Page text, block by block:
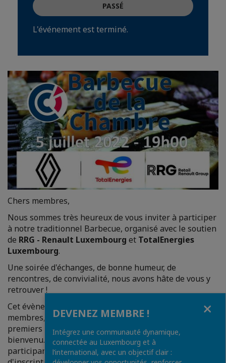
PASSÉ
L'événement est terminé.
Chers membres,
Nous sommes très heureux de vous inviter à participer
à notre traditionnel Barbecue, organisé avec le soutien
de RRG - Renault Luxembourg et TotalEnergies
Luxembourg.
Une soirée d'échanges, de bonne humeur, de
rencontres, de convivialité, nous avons hâte de vous y
retrouver !
Cet évènement étant fortement plébiscité par les
membres, inscrivez-vous vite : premiers inscrits,
premiers servis ! Les conjoint.e.s sont évidemment les
bienvenu.e.s (veuillez remplir la section "Ajouter des
participants supplémentaires" du formulaire
DEVENEZ MEMBRE !
Intégrez une communauté dynamique,
connectée au Luxembourg et à
l’international, avec un objectif clair :